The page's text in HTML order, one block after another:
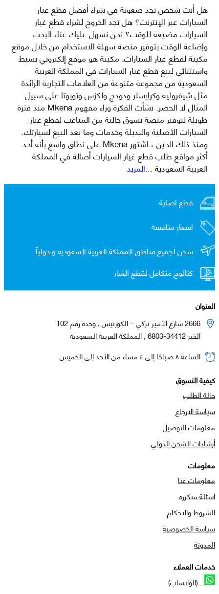
هل أنت شخص تجد صعوبة في شراء أفضل قطع غيار
السيارات عبر الإنترنت؟ هل تجد الخروج لشراء قطع غيار
السيارات مضيعة للوقت؟ نحن نسهل عليك عناء البحث
وإضاعة الوقت بتوفير منصة سهلة الاستخدام من خلال موقع
مكينة لقطع غيار السيارات. مكينة هو موقع إلكتروني بسيط
واستثنائي لبيع قطع غيار السيارات في المملكة العربية
السعودية من مجموعة متنوعة من العلامات التجارية الرائدة
مثل شيفروليه وكرايسلر ودودج ولكزس وتويوتا على سبيل
المثال لا الحصر. نشأت الفكرة وراء مفهوم Mkena منذ فترة
طويلة لتوفير منصة تسوق خالية من المتاعب لقطع غيار
السيارات الأصلية والبديلة وخدمات وما بعد البيع لسيارتك.
ومنذ ذلك الحين ، اشتهر Mkena على نطاق واسع بأنه أحد
أكثر مواقع طلب قطع غيار السيارات أصالة في المملكة
العربية السعودية...المزيد
قطع اصلية
اسعار منافسة
شحن لجميع مناطق المملكة العربية السعوديه ودولياً
كتالوج متكامل لقطع الغيار
العنوان
2666 شارع الأمير تركي – الكورنيش , وحدة رقم 102
الخبر 34412-6803 , المملكة العربية السعودية
الساعة ٨ صباحًا إلى ٤ مساء من الأحد إلى الخميس
كيفية التسوق
حالة الطلب
سياسة الارجاع
معلومات التوصيل
أرشادات الشحن الدولي
معلومات
معلومات عنا
اسئلة متكرره
الشروط والاحكام
سياسة الخصوصية
المدونة
خدمات العملاء
(الواتساب)